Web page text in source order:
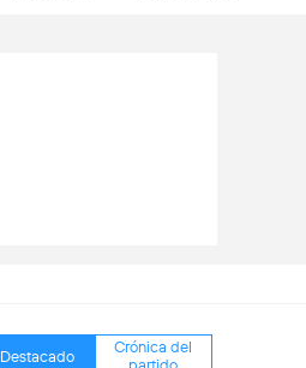
Destacado
Crónica del